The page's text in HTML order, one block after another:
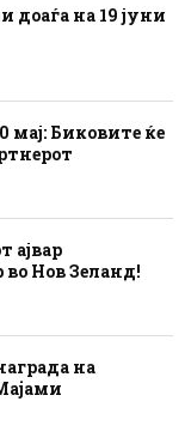
доаѓа на 19 јуни
мај: Биковите ќе
ајвар
во Нов Зеланд!
на